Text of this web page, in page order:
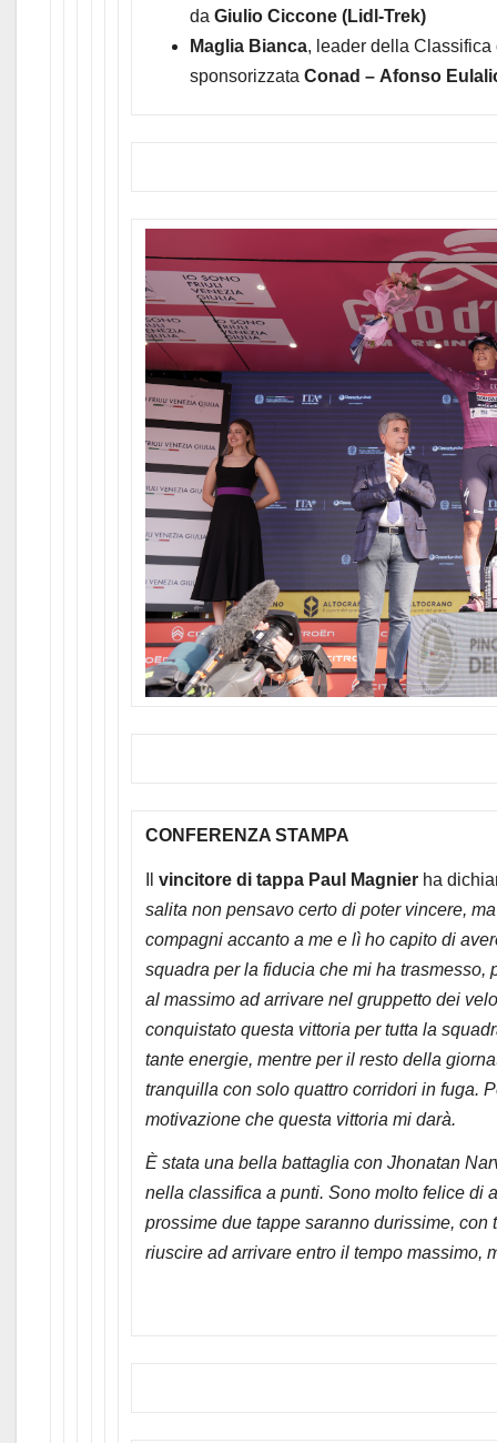
daGiulio Ciccone (Lidl-Trek)
Maglia Bianca, leader della Classifica
sponsorizzata Conad – Afonso
CONFERENZA STAMPA
vincitore di tappa Paul Magnierha
salita non pensavo certo di poter vincere,
compagni accanto a me e lì ho capito di
squadra per la fiducia che mi ha
al massimo ad arrivare nel gruppetto dei
conquistato questa vittoria per tutta la
tante energie, mentre per il resto della
tranquilla con solo quattro corridori in fuga.
motivazione che questa vittoria mi darà.
È stata una bella battaglia con Jhonatan
nella classifica a punti. Sono molto felice di
prossime due tappe saranno durissime,
riuscire ad arrivare entro il tempo massimo,